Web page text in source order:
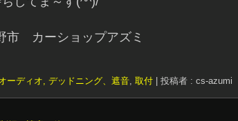
カーショップアズミ
ーディオ, デッドニング、遮音, 取付 投稿者 : cs-azumi